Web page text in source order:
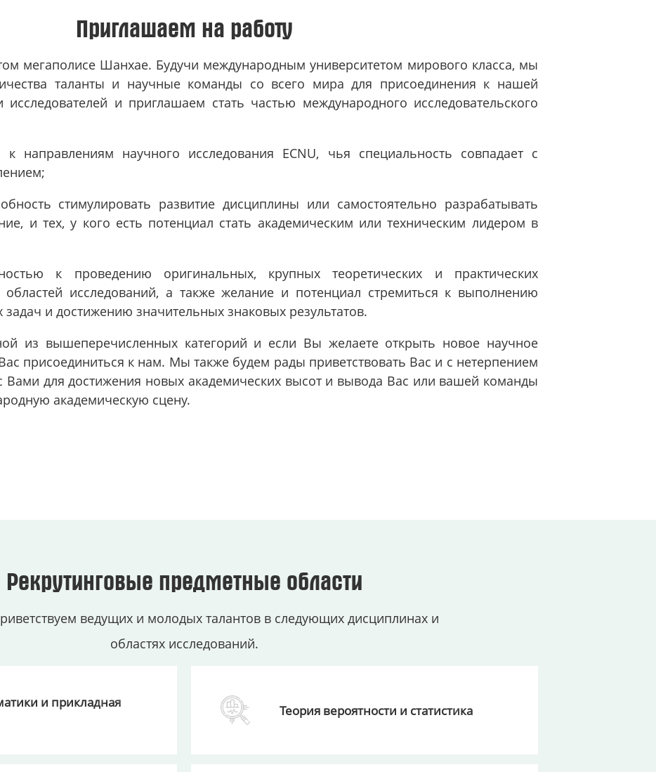
Приглашаем на работу
мегаполисе Шанхае. Будучи международным университетом мирового класса, мы
таланты и научные команды со всего мира для присоединения к нашей
и приглашаем стать частью международного исследовательского
направлениям научного исследования ECNU, чья специальность совпадает с
стимулировать развитие дисциплины или самостоятельно разрабатывать
и тех, у кого есть потенциал стать академическим или техническим лидером в
к проведению оригинальных, крупных теоретических и практических
исследований, а также желание и потенциал стремиться к выполнению
задач и достижению значительных знаковых результатов.
из вышеперечисленных категорий и если Вы желаете открыть новое научное
присоединиться к нам. Мы также будем рады приветствовать Вас и с нетерпением
Вами для достижения новых академических высот и вывода Вас или вашей команды
академическую сцену.
Рекрутинговые предметные области
ведущих и молодых талантов в следующих дисциплинах и
областях исследований.
и прикладная
Теория вероятности и статистика